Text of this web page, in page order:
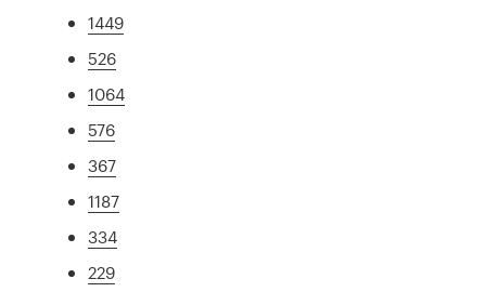
1449
526
1064
576
367
1187
334
229